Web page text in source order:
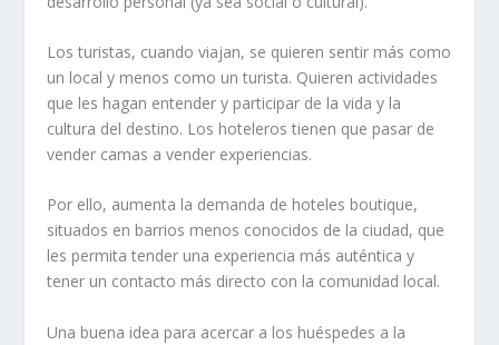
Los turistas, cuando viajan, se quieren sentir más como
un local y menos como un turista. Quieren actividades
que les hagan entender y participar de la vida y la
cultura del destino. Los hoteleros tienen que pasar de
vender camas a vender experiencias.
Por ello, aumenta la demanda de hoteles boutique,
situados en barrios menos conocidos de la ciudad, que
les permita tender una experiencia más auténtica y
tener un contacto más directo con la comunidad local.
Una buena idea para acercar a los huéspedes a la